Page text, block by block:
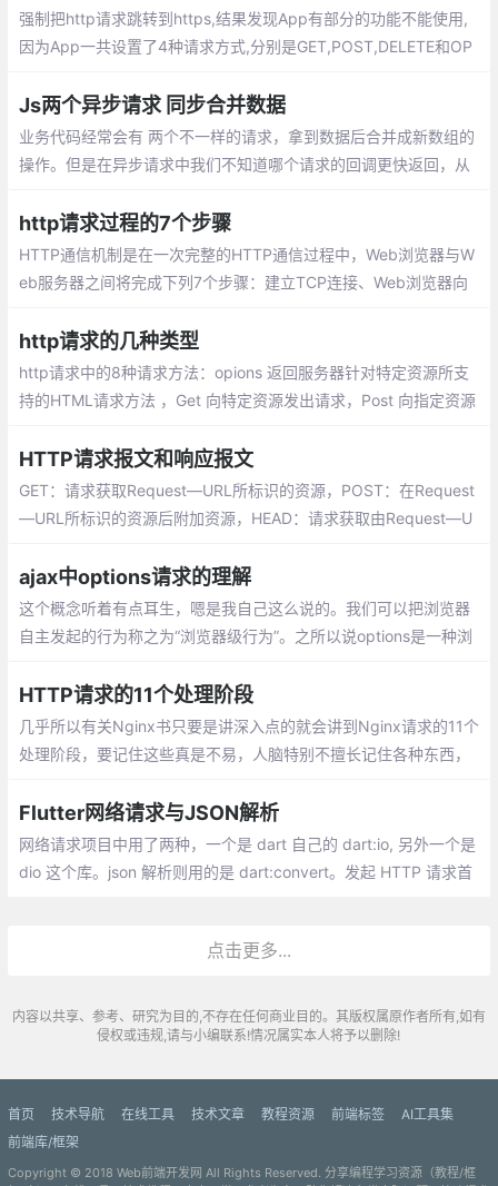
题
强制把http请求跳转到https,结果发现App有部分的功能不能使用,
因为App一共设置了4种请求方式,分别是GET,POST,DELETE和OP
一些功能无法正常使用.
Js两个异步请求 同步合并数据
业务代码经常会有 两个不一样的请求，拿到数据后合并成新数组的
操作。但是在异步请求中我们不知道哪个请求的回调更快返回，从
再做数据处理。
http请求过程的7个步骤
HTTP通信机制是在一次完整的HTTP通信过程中，Web浏览器与W
eb服务器之间将完成下列7个步骤：建立TCP连接、Web浏览器向
器应答
http请求的几种类型
http请求中的8种请求方法：opions 返回服务器针对特定资源所支
持的HTML请求方法 ，Get 向特定资源发出请求，Post 向指定资源
HTTP请求报文和响应报文
GET：请求获取Request—URL所标识的资源，POST：在Request
—URL所标识的资源后附加资源，HEAD：请求获取由Request—U
源，由Request—URL作为其标识
ajax中options请求的理解
这个概念听着有点耳生，嗯是我自己这么说的。我们可以把浏览器
自主发起的行为称之为“浏览器级行为”。之所以说options是一种浏
先自动发起一次options请求
HTTP请求的11个处理阶段
几乎所以有关Nginx书只要是讲深入点的就会讲到Nginx请求的11个
处理阶段，要记住这些真是不易，人脑特别不擅长记住各种东西，
了，可是你去面试还是问这些理论，所以这里汇总下记录如下
Flutter网络请求与JSON解析
网络请求项目中用了两种，一个是 dart 自己的 dart:io, 另外一个是
dio 这个库。json 解析则用的是 dart:convert。发起 HTTP 请求首
点击更多...
内容以共享、参考、研究为目的,不存在任何商业目的。其版权属原作者所有,如有
侵权或违规,请与小编联系!情况属实本人将予以删除!
首页 技术导航 在线工具 技术文章 教程资源 前端标签
AI工具集
前端库/框架